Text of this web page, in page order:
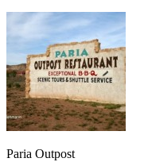
Paria Outpost